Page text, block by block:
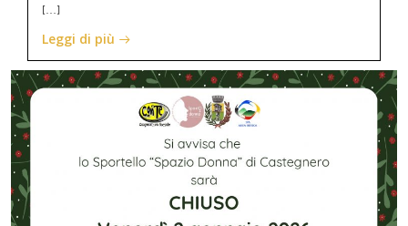
[…]
Leggi di più